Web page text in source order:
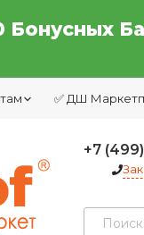
Бонусных
✅ ДШ
+7